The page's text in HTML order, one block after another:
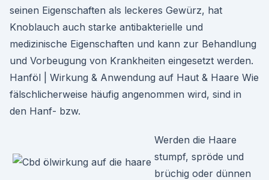
seinen Eigenschaften als leckeres Gewürz, hat
Knoblauch auch starke antibakterielle und
medizinische Eigenschaften und kann zur Behandlung
und Vorbeugung von Krankheiten eingesetzt werden.
Hanföl | Wirkung & Anwendung auf Haut & Haare Wie
fälschlicherweise häufig angenommen wird, sind in
den Hanf- bzw.
Werden die Haare
stumpf, spröde und
brüchig oder dünnen